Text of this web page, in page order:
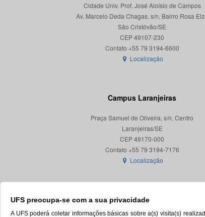
UFS preocupa-se com a sua privacidade
A UFS poderá coletar informações básicas sobre a(s) visita(s)
Cidade Univ. Prof. José Aloísio de Campos
Av. Marcelo Deda Chagas, s/n, Bairro Rosa
São Cristóvão/SE
CEP 49107-230
Localização
Campus Laranjeiras
Praça Samuel de Oliveira, s/n, Centro
Laranjeiras/SE
CEP 49170-000
Localização